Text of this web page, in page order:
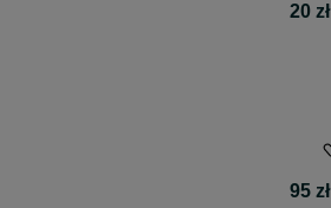
20 zł
95 zł